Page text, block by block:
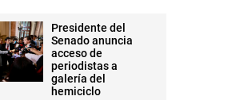
Presidente del
Senado anuncia
acceso de
periodistas a
galería del
hemiciclo